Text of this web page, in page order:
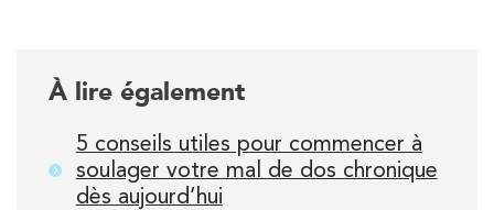
À lire également
5 conseils utiles pour commencer à
soulager votre mal de dos chronique
dès aujourd’hui